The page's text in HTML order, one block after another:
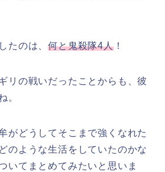
たのは、何と鬼殺隊4人！
リの戦いだったことからも、彼
。
がどうしてそこまで強くなれた
のような生活をしていたのかな
いてまとめてみたいと思いま